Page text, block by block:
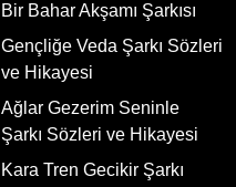
Bir Bahar Akşamı Şarkısı
Gençliğe Veda Şarkı Sözleri
ve Hikayesi
Ağlar Gezerim Seninle
Şarkı Sözleri ve Hikayesi
Kara Tren Gecikir Şarkı